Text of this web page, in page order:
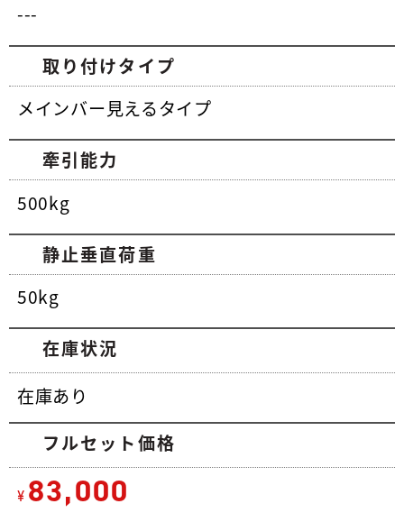
---
取り付けタイプ
メインバー見えるタイプ
牽引能力
500kg
静止垂直荷重
50kg
在庫状況
在庫あり
フルセット価格
¥ 83,000